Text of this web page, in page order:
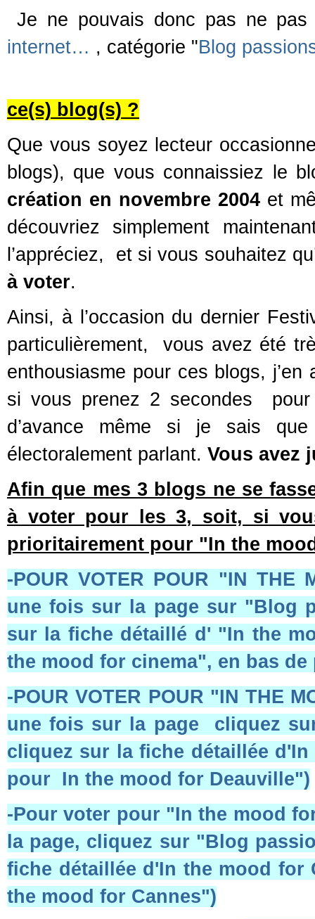
Je ne pouvais donc pas ne
internet… , catégorie "Blog
ce(s) blog(s) ?
Que vous soyez lecteur
blogs), que vous connaissiez le
création en novembre 2004 et
découvriez simplement
l’appréciez, et si vous souhaitez
à voter.
Ainsi, à l’occasion du dernier
particulièrement, vous avez été
enthousiasme pour ces blogs,
si vous prenez 2 secondes
d’avance même si je sais
électoralement parlant. Vous avez
Afin que mes 3 blogs ne se
à voter pour les 3, soit, si
prioritairement pour "In the
-POUR VOTER POUR "IN THE
une fois sur la page sur "Blog
sur la fiche détaillé d' "In the
the mood for cinema", en bas de
-POUR VOTER POUR "IN THE
une fois sur la page cliquez
cliquez sur la fiche détaillée
pour In the mood for Deauville")
-Pour voter pour "In the mood
la page, cliquez sur "Blog
fiche détaillée d'In the mood
the mood for Cannes")